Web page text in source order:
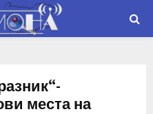
места на